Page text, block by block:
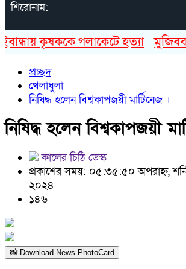
শিরোনাম:
কৃষককে গলাকেটে হত্যা মুজিববর্ষ
প্রচ্ছদ
খেলাধুলা
নিষিদ্ধ হলেন বিশ্বকাপজয়ী মার্টিনেজ ।
নিষিদ্ধ হলেন বিশ্বকাপজয়ী
কালের চিঠি ডেস্ক
প্রকাশের সময়: ০৫:৩৫:৫০ অপরাহ্ন,
২০২৪
১৪৬
📸 Download News PhotoCard